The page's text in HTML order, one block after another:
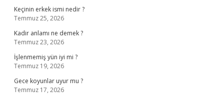
Keçinin erkek ismi nedir ?
Temmuz 25, 2026
Kadir anlamı ne demek ?
Temmuz 23, 2026
İşlenmemiş yün iyi mi ?
Temmuz 19, 2026
Gece koyunlar uyur mu ?
Temmuz 17, 2026